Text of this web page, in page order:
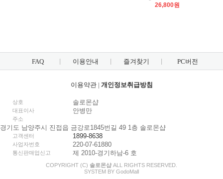
26,800원
FAQ 이용안내 즐겨찾기 PC버전
이용약관| 개인정보취급방침
상호 솔로몬샵
대표이사 안병만
주소
경기도 남양주시 진접읍 금강로1845번길 49 1층 솔로몬샵
고객센터 1899-8638
사업자번호 220-07-61880
통신판매업신고 제 2010-경기하남-6 호
COPYRIGHT (C) 솔로몬샵 ALL RIGHTS RESERVED.
SYSTEM BY GodoMall